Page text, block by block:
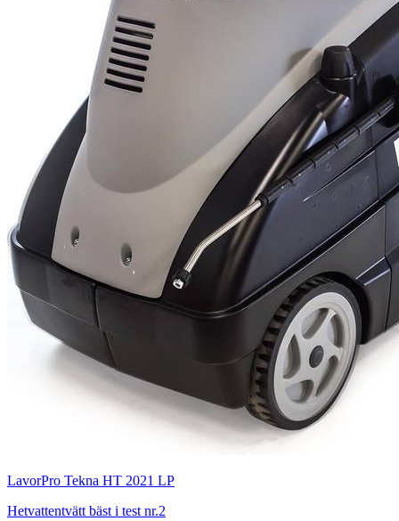
LavorPro Tekna HT 2021 LP
Hetvattentvätt bäst i test nr.2